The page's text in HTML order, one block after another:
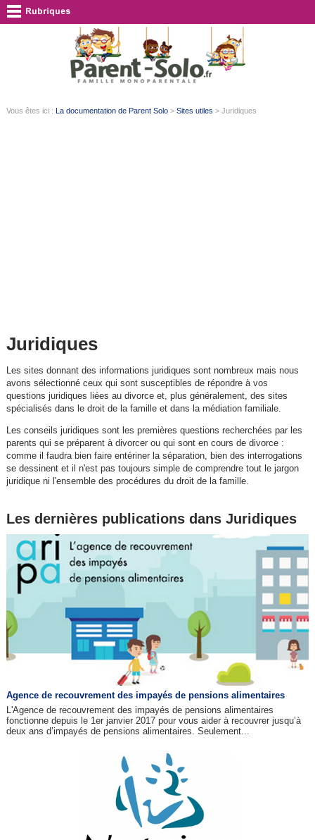
Vous êtes ici : La documentation de Parent Solo> Sites utiles > Juridiques
Juridiques
Les sites donnant des informations juridiques sont nombreux mais nous
avons sélectionné ceux qui sont susceptibles de répondre à vos
questions juridiques liées au divorce et, plus généralement, des sites
spécialisés dans le droit de la famille et dans la médiation familiale.
Les conseils juridiques sont les premières questions recherchées par les
parents qui se préparent à divorcer ou qui sont en cours de divorce :
comme il faudra bien faire entériner la séparation, bien des interrogations
se dessinent et il n'est pas toujours simple de comprendre tout le jargon
juridique ni l'ensemble des procédures du droit de la famille.
Les dernières publications dans Juridiques
Agence de recouvrement des impayés de pensions alimentaires
L'Agence de recouvrement des impayés de pensions alimentaires
fonctionne depuis le 1er janvier 2017 pour vous aider à recouvrer jusqu’à
deux ans d’impayés de pensions alimentaires. Seulement...